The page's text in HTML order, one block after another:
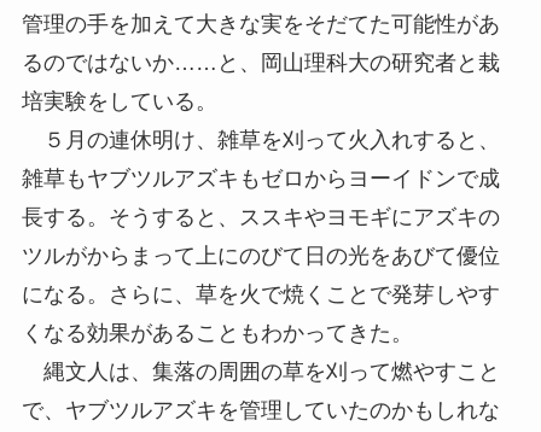
管理の手を加えて大きな実をそだてた可能性があ
るのではないか……と、岡山理科大の研究者と栽
培実験をしている。
５月の連休明け、雑草を刈って火入れすると、
雑草もヤブツルアズキもゼロからヨーイドンで成
長する。そうすると、ススキやヨモギにアズキの
ツルがからまって上にのびて日の光をあびて優位
になる。さらに、草を火で焼くことで発芽しやす
くなる効果があることもわかってきた。
縄文人は、集落の周囲の草を刈って燃やすこと
で、ヤブツルアズキを管理していたのかもしれな